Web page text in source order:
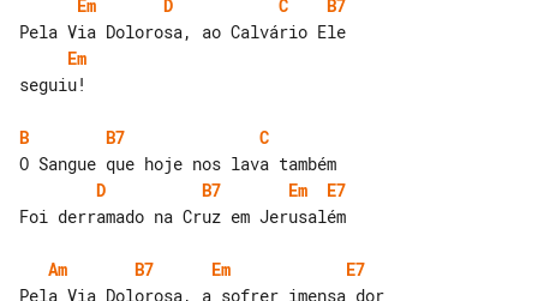
Em D C
B7
Em
seguiu!
B B7
C
D
B7 Em
E7
Foi derramado na Cruz em Jerusalém
Am B7 Em
E7